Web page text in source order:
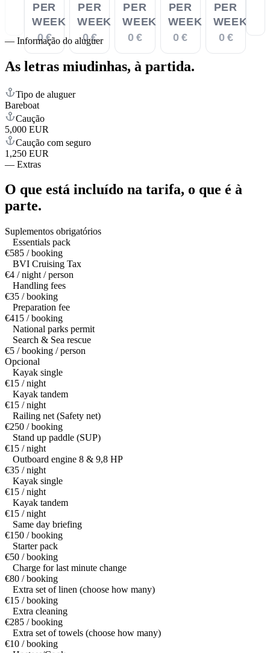
PER
WEEK
0 €
PER
WEEK
0 €
PER
WEEK
0 €
PER
WEEK
0 €
PER
WEEK
0 €
— Informação do aluguer
As letras miudinhas, à partida.
Tipo de aluguer
Bareboat
Caução
5,000 EUR
Caução com seguro
1,250 EUR
— Extras
O que está incluído na tarifa, o que é à
parte.
Suplementos obrigatórios
Essentials pack
€585 / booking
BVI Cruising Tax
€4 / night / person
Handling fees
€35 / booking
Preparation fee
€415 / booking
National parks permit
Search & Sea rescue
€5 / booking / person
Opcional
Kayak single
€15 / night
Kayak tandem
€15 / night
Railing net (Safety net)
€250 / booking
Stand up paddle (SUP)
€15 / night
Outboard engine 8 & 9,8 HP
€35 / night
Kayak single
€15 / night
Kayak tandem
€15 / night
Same day briefing
€150 / booking
Starter pack
€50 / booking
Charge for last minute change
€80 / booking
Extra set of linen (choose how many)
€15 / booking
Extra cleaning
€285 / booking
Extra set of towels (choose how many)
€10 / booking